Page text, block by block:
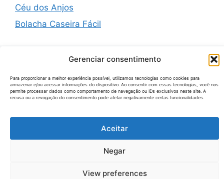
Gerenciar consentimento
Para proporcionar a melhor experiência possível, utilizamos tecnologias como cookies para
armazenar e/ou acessar informações do dispositivo. Ao consentir com essas tecnologias, você nos
permite processar dados como comportamento de navegação ou IDs exclusivos neste site. A
recusa ou a revogação do consentimento pode afetar negativamente certas funcionalidades.
Aceitar
Negar
View preferences
Céu dos Anjos
Bolacha Caseira Fácil
Recent Comments
© 2026 Receitas Tecno• Built with